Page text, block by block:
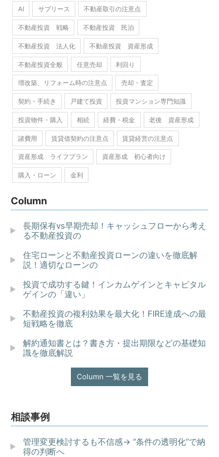
AI サブリース 不動産取引の注意点
不動産投資 戦略 不動産投資 民泊
不動産投資 法人化 不動産投資 資産形成
不動産投資全般 任意売却 利回り
増改築、リフォーム時の注意点 売却・査定
契約・手続き 戸建て投資 投資マンション専門知識
投資物件・購入 相続 経費・税金 老後 資産形成
諸費用 賃貸借契約の注意点 賃貸経営の注意点
資産形成 ライフプラン 資産形成 初心者向け
購入・ローン 金利
Column
長期保有vs早期売却！キャッシュフローから考え
る不動産投資の
住宅ローンと不動産投資ローンの違いを徹底解
説！適切なローンの
投資で成功する鍵！インカムゲインとキャピタル
ゲインの「違い」
不動産投資の複利効果を最大化！FIRE達成への最
短戦略を徹底
解約通知書とは？書き方・提出期限などの基礎知
識を徹底解説
Column 一覧を見る
相談事例
管理変更検討するも不信感→ “条件の透明化”で納
得の判断へ